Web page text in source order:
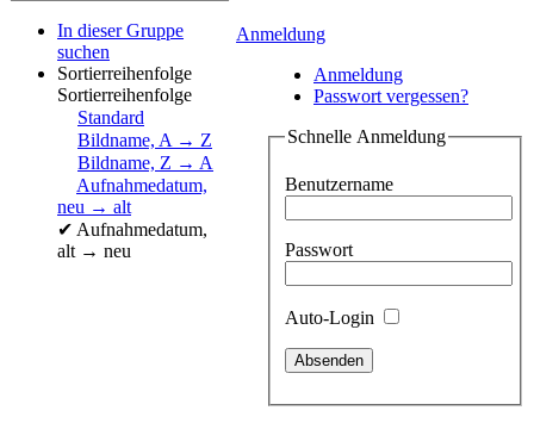
Anmeldung
Anmeldung
Passwort vergessen?
Schnelle Anmeldung
Benutzername
Passwort
Auto-Login
In dieser Gruppe
suchen
Sortierreihenfolge
Sortierreihenfolge
Standard
Bildname, A → Z
Bildname, Z → A
Aufnahmedatum,
neu → alt
✔ Aufnahmedatum,
alt → neu